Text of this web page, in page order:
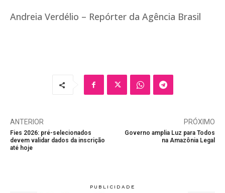
Andreia Verdélio – Repórter da Agência Brasil
ANTERIOR
Fies 2026: pré-selecionados
devem validar dados da inscrição
até hoje
PRÓXIMO
Governo amplia Luz para Todos
na Amazônia Legal